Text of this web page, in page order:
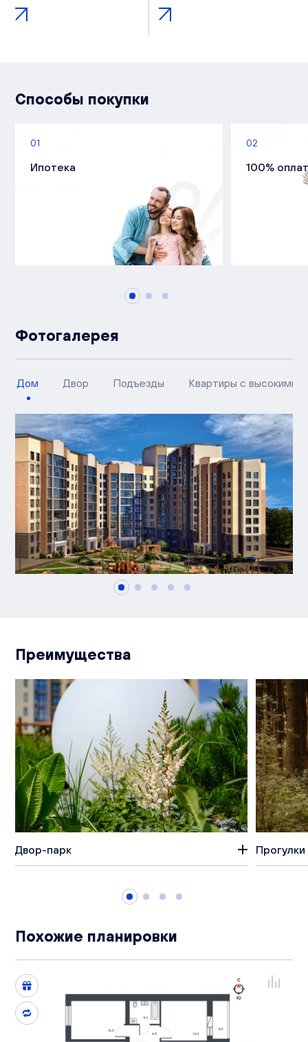
Способы покупки
01
Ипотека
02
100%
Фотогалерея
Дом Двор Подъезды Квартиры с высокими
Преимущества
Двор-парк
Похожие планировки